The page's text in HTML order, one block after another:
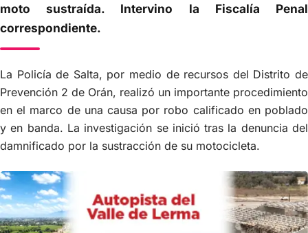
moto sustraída. Intervino la Fiscalía Penal
correspondiente.
La Policía de Salta, por medio de recursos del Distrito de
Prevención 2 de Orán, realizó un importante procedimiento
en el marco de una causa por robo calificado en poblado
y en banda. La investigación se inició tras la denuncia del
damnificado por la sustracción de su motocicleta.